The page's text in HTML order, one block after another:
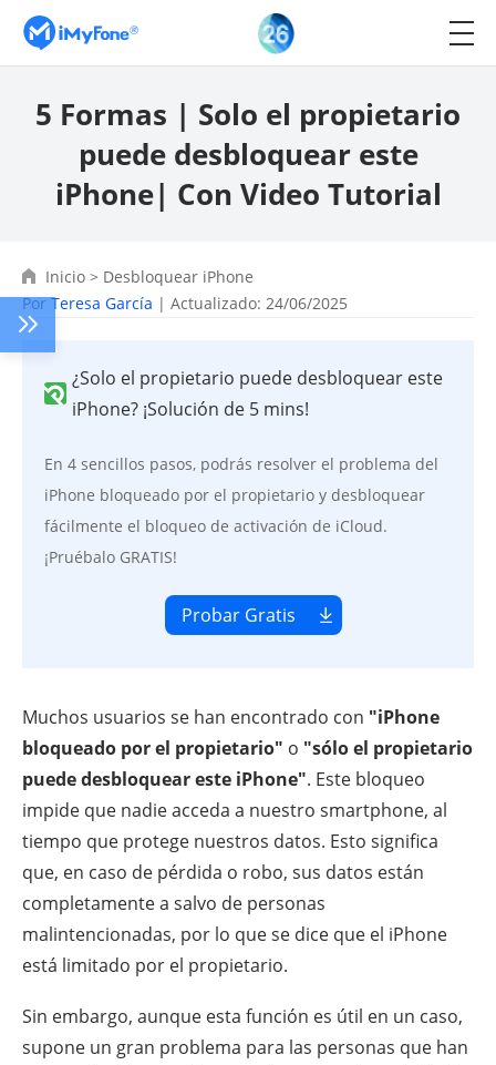
5 Formas | Solo el propietario
puede desbloquear este
iPhone| Con Video Tutorial
Inicio > Desbloquear iPhone
PorTeresa García | Actualizado: 24/06/2025
¿Solo el propietario puede desbloquear este
iPhone? ¡Solución de 5 mins!
En 4 sencillos pasos, podrás resolver el problema del
iPhone bloqueado por el propietario y desbloquear
fácilmente el bloqueo de activación de iCloud.
¡Pruébalo GRATIS!
Probar Gratis
Muchos usuarios se han encontrado con "iPhone
bloqueado por el propietario" o "sólo el propietario
puede desbloquear este iPhone". Este bloqueo
impide que nadie acceda a nuestro smartphone, al
tiempo que protege nuestros datos. Esto significa
que, en caso de pérdida o robo, sus datos están
completamente a salvo de personas
malintencionadas, por lo que se dice que el iPhone
está limitado por el propietario.
Sin embargo, aunque esta función es útil en un caso,
supone un gran problema para las personas que han